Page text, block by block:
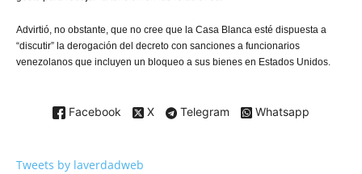
Advirtió, no obstante, que no cree que la Casa Blanca esté dispuesta a
“discutir” la derogación del decreto con sanciones a funcionarios
venezolanos que incluyen un bloqueo a sus bienes en Estados Unidos.
Facebook X Telegram Whatsapp
Tweets by laverdadweb